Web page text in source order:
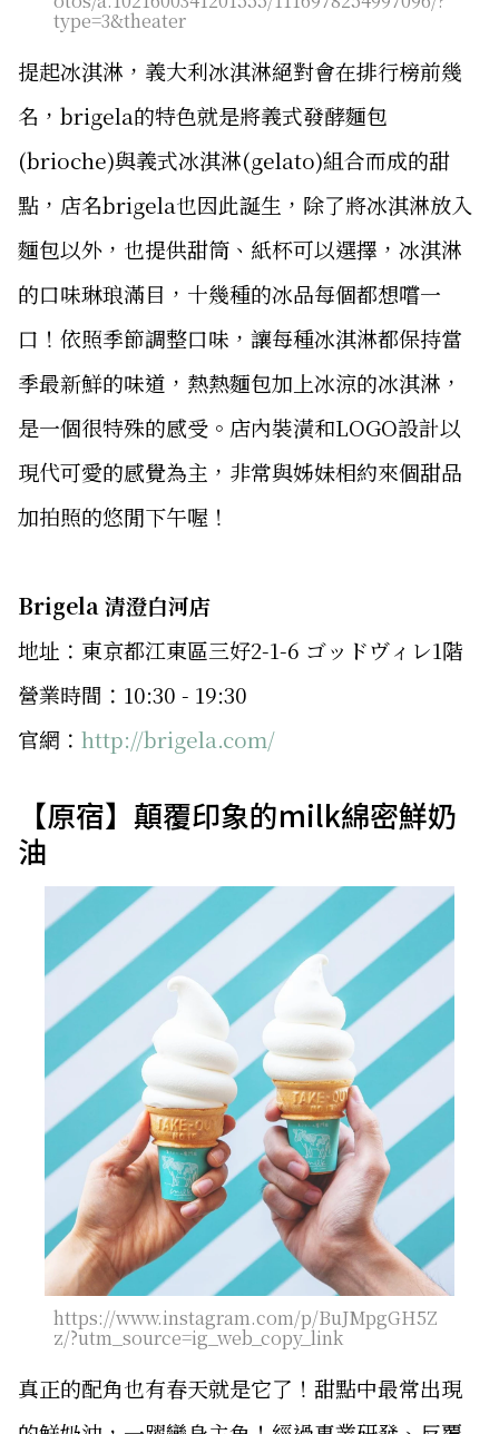
type=3&theater
提起冰淇淋，義大利冰淇淋絕對會在排行榜前幾
名，brigela的特色就是將義式發酵麵包
(brioche)與義式冰淇淋(gelato)組合而成的甜
點，店名brigela也因此誕生，除了將冰淇淋放入
麵包以外，也提供甜筒、紙杯可以選擇，冰淇淋
的口味琳琅滿目，十幾種的冰品每個都想嚐一
口！依照季節調整口味，讓每種冰淇淋都保持當
季最新鮮的味道，熱熱麵包加上冰涼的冰淇淋，
是一個很特殊的感受。店內裝潢和LOGO設計以
現代可愛的感覺為主，非常與姊妹相約來個甜品
加拍照的悠閒下午喔！
Brigela 清澄白河店
地址：東京都江東區三好2-1-6 ゴッドヴィレ1階
營業時間：10:30 - 19:30
官網： http://brigela.com/
【原宿】顛覆印象的milk綿密鮮奶
油
https://www.instagram.com/p/BuJMpgGH5Z
z/?utm_source=ig_web_copy_link
真正的配角也有春天就是它了！甜點中最常出現